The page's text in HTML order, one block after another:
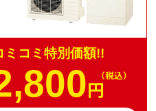
ミコミ特別価額!!
円
（税込）